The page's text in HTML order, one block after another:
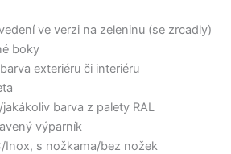
ve verzi na zeleninu (se zrcadly)
boky
exteriéru či interiéru
barva z palety RAL
výparník
Inox, s nožkama/bez nožek